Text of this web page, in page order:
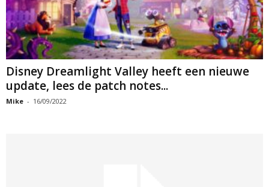
Disney Dreamlight Valley heeft een nieuwe
update, lees de patch notes...
Mike - 16/09/2022